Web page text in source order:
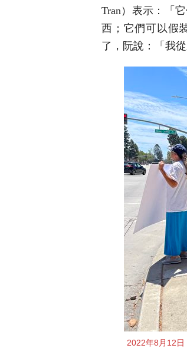
Tran）表示：「
西；它們可以假
了，阮說：「我
2022年8月12日